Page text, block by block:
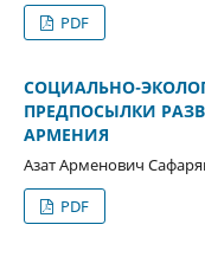
PDF
СОЦИАЛЬНО-
ПРЕДПОСЫЛКИ
АРМЕНИЯ
Азат Арменович
PDF